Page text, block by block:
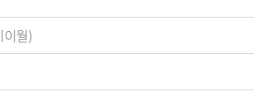
이월)